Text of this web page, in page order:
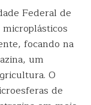
Federal de
focando na
um
O
de